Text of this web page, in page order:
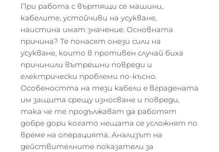
При работа с въртящи се машини,
кабелите, устойчиви на усукване,
наистина имат значение. Основната
причина? Те понасят онези сили на
усукване, които в противен случай биха
причинили вътрешни повреди и
електрически проблеми по-късно.
Особеността на тези кабели е вградената
им защита срещу износване и повреди,
така че те продължават да работят
добре дори когато нещата се усложнят по
време на операцията. Анализът на
действителните показатели за